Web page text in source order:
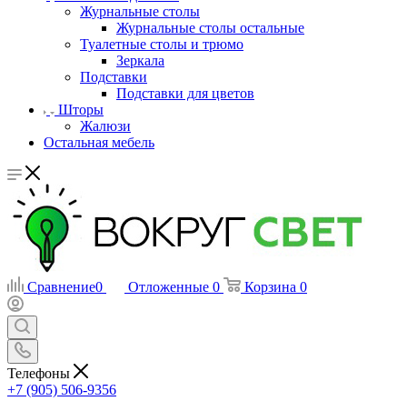
Журнальные столы
Журнальные столы остальные
Туалетные столы и трюмо
Зеркала
Подставки
Подставки для цветов
Шторы
Жалюзи
Остальная мебель
Сравнение0 Отложенные 0 Корзина 0
Телефоны
+7 (905) 506-9356